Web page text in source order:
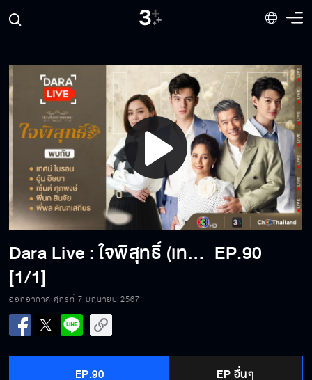
Play
Video
Dara Live : ใจพิสุทธิ์ (เทศน์-อุ้ม-เซ้นต์-พี่นก-พี่พล) EP.90
[1/1]
ออกอากาศ ศุกร์ที่ 7 มิถุนายน 2567
EP.90 EP อื่นๆ